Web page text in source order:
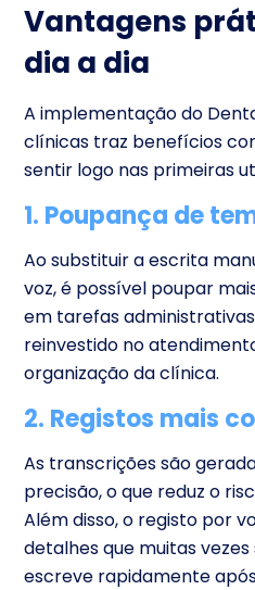
Vantagens
dia a dia
A implementação do
clínicas traz benefícios
sentir logo nas primeiras
1. Poupança de
Ao substituir a escrita
voz, é possível poupar
em tarefas
reinvestido no
organização da clínica.
2. Registos mais
As transcrições são
precisão, o que reduz o
Além disso, o registo por
detalhes que muitas
escreve rapidamente